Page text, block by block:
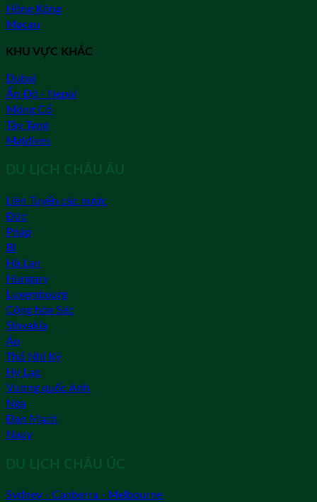
Hồng Kông
Macau
KHU VỰC KHÁC
Dubai
Ấn Độ - Nepal
Mông Cổ
Tây Tạng
Maldives
DU LỊCH CHÂU ÂU
Liên Tuyến các nước
Đức
Pháp
Bỉ
Hà Lan
Hungary
Luxembourg
Cộng hòa Séc
Slovakia
Áo
Thổ Nhĩ Kỳ
Hy Lạp
Vương quốc Anh
Nga
Đan Mạch
Nauy
DU LỊCH CHÂU ÚC
Sydney - Canberra - Melbourne